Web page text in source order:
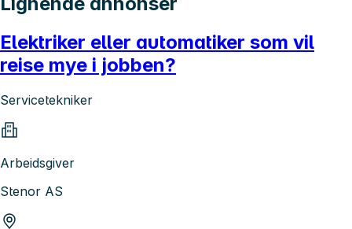
Elektriker eller automatiker som vil
reise mye i jobben?
Servicetekniker
Arbeidsgiver
Stenor AS